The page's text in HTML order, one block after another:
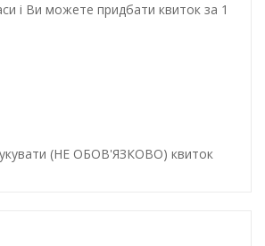
і Ви можете придбати квиток за 1
(НЕ ОБОВ'ЯЗКОВО) квиток